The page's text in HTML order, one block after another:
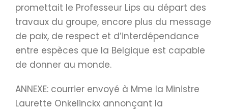
promettait le Professeur Lips au départ des
travaux du groupe, encore plus du message
de paix, de respect et d’interdépendance
entre espèces que la Belgique est capable
de donner au monde.
ANNEXE: courrier envoyé à Mme la Ministre
Laurette Onkelinckx annonçant la